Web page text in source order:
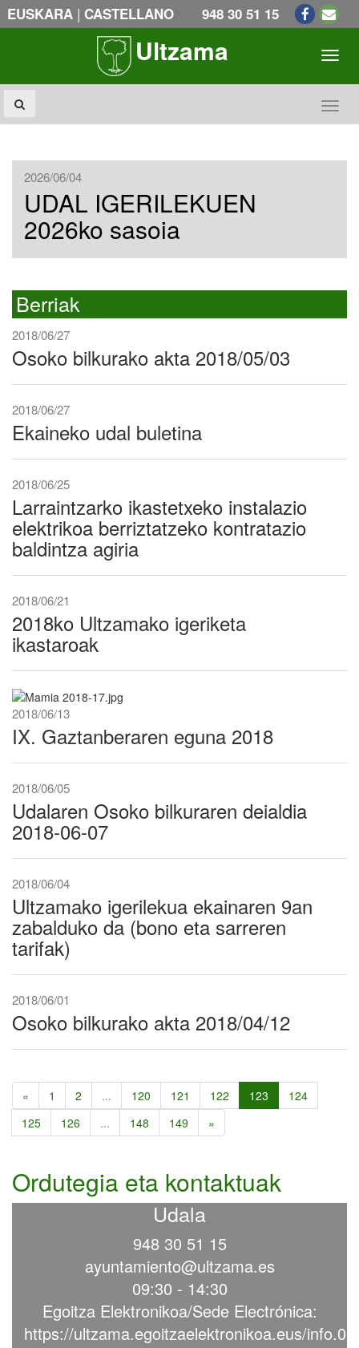
EUSKARA | CASTELLANO 948 30 51 15
Ultzama
2026/06/04
UDAL IGERILEKUEN
2026ko sasoia
Berriak
2018/06/27
Osoko bilkurako akta 2018/05/03
2018/06/27
Ekaineko udal buletina
2018/06/25
Larraintzarko ikastetxeko instalazio
elektrikoa berriztatzeko kontratazio
baldintza agiria
2018/06/21
2018ko Ultzamako igeriketa
ikastaroak
2018/06/13
IX. Gaztanberaren eguna 2018
2018/06/05
Udalaren Osoko bilkuraren deialdia
2018-06-07
2018/06/04
Ultzamako igerilekua ekainaren 9an
zabalduko da (bono eta sarreren
tarifak)
2018/06/01
Osoko bilkurako akta 2018/04/12
« 1 2 ... 120 121 122 123
124
125
126 ... 148 149 »
Ordutegia eta kontaktuak
Udala
948 30 51 15
ayuntamiento@ultzama.es
09:30 - 14:30
Egoitza Elektronikoa/Sede Electrónica:
https://ultzama.egoitzaelektronikoa.eus/info.0